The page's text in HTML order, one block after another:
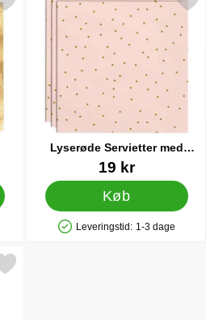
Lyserøde Servietter med
Guldprikker
Varenr 3312019 kr
Køb
Produkttilgængelighed: På lager
Leveringstid: 1-3 dage
Guld som favorit